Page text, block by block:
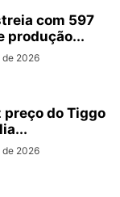
com 597
produção...
de 2026
preço do Tiggo
de 2026